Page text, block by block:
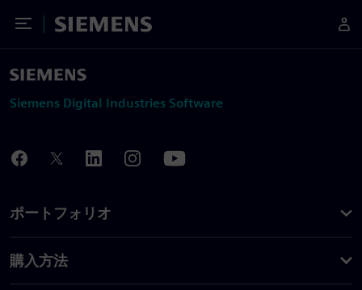
Toggle Menu
Siemens
Siemens Digital Industries Software
ポートフォリオ
購入方法